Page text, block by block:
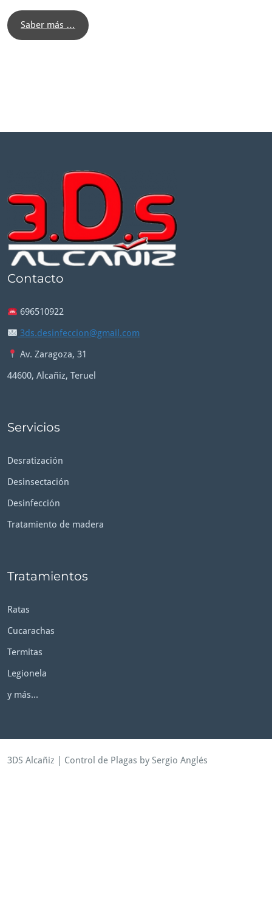
Saber más …
Contacto
696510922
3ds.desinfeccion@gmail.com
Av. Zaragoza, 31
44600, Alcañiz, Teruel
Servicios
Desratización
Desinsectación
Desinfección
Tratamiento de madera
Tratamientos
Ratas
Cucarachas
Termitas
Legionela
y más...
3DS Alcañiz Control de Plagas by Sergio Anglés